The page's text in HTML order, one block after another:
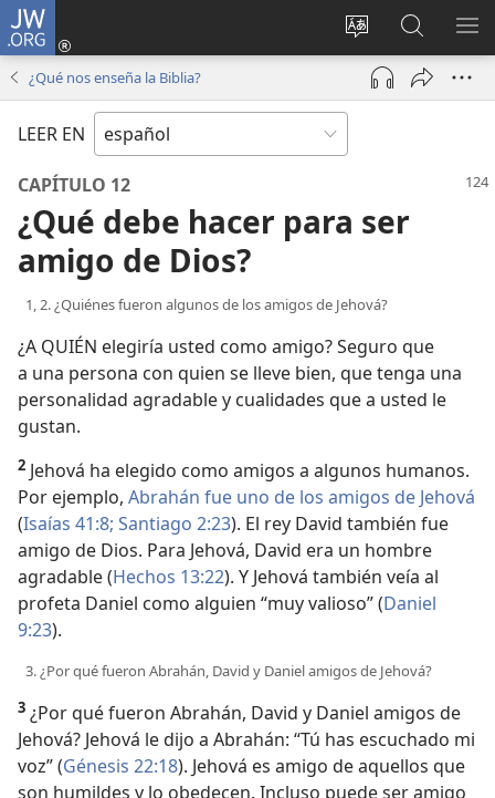
JW.ORG
Cambiar
idioma
del sitio
Iniciar
sesión
(abre
nueva
en
jw.org
¿Qué nos enseña la Biblia?
LEER EN
CAPÍTULO 12
¿Qué debe hacer para ser
amigo de Dios?
1, 2. ¿Quiénes fueron algunos de los amigos de Jehová?
¿A QUIÉN elegiría usted como amigo? Seguro que
a una persona con quien se lleve bien, que tenga una
personalidad agradable y cualidades que a usted le
gustan.
2 Jehová ha elegido como amigos a algunos humanos.
Por ejemplo, Abrahán fue uno de los amigos de Jehová
(Isaías 41:8; Santiago 2:23). El rey David también fue
amigo de Dios. Para Jehová, David era un hombre
agradable (Hechos 13:22). Y Jehová también veía al
profeta Daniel como alguien “muy valioso” (Daniel
9:23).
3. ¿Por qué fueron Abrahán, David y Daniel amigos de Jehová?
3 ¿Por qué fueron Abrahán, David y Daniel amigos de
Jehová? Jehová le dijo a Abrahán: “Tú has escuchado mi
voz” (Génesis 22:18). Jehová es amigo de aquellos que
son humildes y lo obedecen. Incluso puede ser amigo